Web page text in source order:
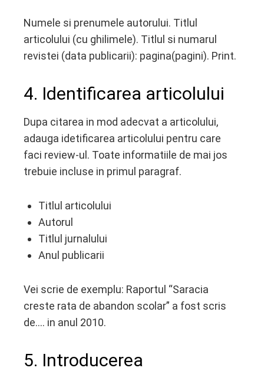
Numele si prenumele autorului. Titlul
articolului (cu ghilimele). Titlul si numarul
revistei (data publicarii): pagina(pagini). Print.
4. Identificarea articolului
Dupa citarea in mod adecvat a articolului,
adauga idetificarea articolului pentru care
faci review-ul. Toate informatiile de mai jos
trebuie incluse in primul paragraf.
Titlul articolului
Autorul
Titlul jurnalului
Anul publicarii
Vei scrie de exemplu: Raportul “Saracia
creste rata de abandon scolar” a fost scris
de…. in anul 2010.
5. Introducerea